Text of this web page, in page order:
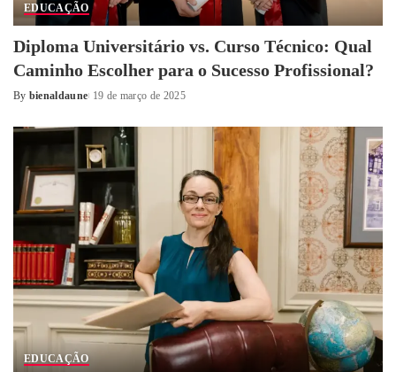
EDUCAÇÃO
Diploma Universitário vs. Curso Técnico: Qual
Caminho Escolher para o Sucesso Profissional?
Posted
By bienaldaune 19 de março de 2025
EDUCAÇÃO